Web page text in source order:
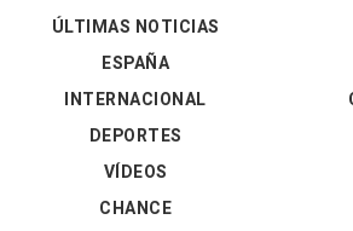
ÚLTIMAS NOTICIAS
ESPAÑA
INTERNACIONAL
DEPORTES
VÍDEOS
CHANCE